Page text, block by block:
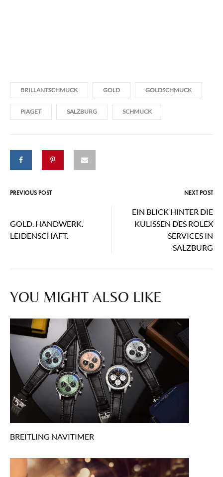
BRILLANTSCHMUCK GOLD GOLDSCHMUCK
PIAGET SALZBURG SCHMUCK
Post
navigation
PREVIOUS POST NEXT POST
GOLD. HANDWERK.
LEIDENSCHAFT.
EIN BLICK HINTER DIE
KULISSEN DES ROLEX
SERVICES IN
SALZBURG
YOU MIGHT ALSO LIKE
BREITLING NAVITIMER